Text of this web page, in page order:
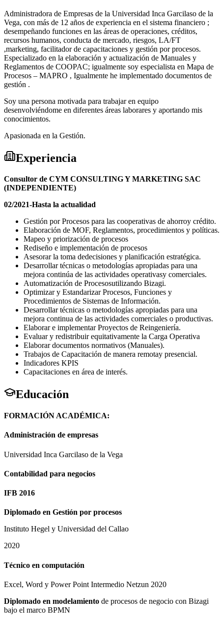
Administradora de Empresas de la Universidad Inca Garcilaso de la
Vega, con más de 12 años de experiencia en el sistema financiero ;
desempeñando funciones en las áreas de operaciones, créditos,
recursos humanos, conducta de mercado, riesgos, LA/FT
,marketing, facilitador de capacitaciones y gestión por procesos.
Especializado en la elaboración y actualización de Manuales y
Reglamentos de COOPAC; igualmente soy especialista en Mapa de
Procesos – MAPRO , Igualmente he implementado documentos de
gestión .
Soy una persona motivada para trabajar en equipo
desenvolviéndome en diferentes áreas laborares y aportando mis
conocimientos.
Apasionada en la Gestión.
Experiencia
Consultor de CYM CONSULTING Y MARKETING SAC
(INDEPENDIENTE)
02/2021-Hasta la actualidad
Gestión por Procesos para las cooperativas de ahorroy crédito.
Elaboración de MOF, Reglamentos, procedimientos y políticas.
Mapeo y priorización de procesos
Rediseño e implementación de procesos
Asesorar la toma dedecisiones y planificación estratégica.
Desarrollar técnicas o metodologías apropiadas para una
mejora continúa de las actividades operativasy comerciales.
Automatización de Procesosutilizando Bizagi.
Optimizar y Estandarizar Procesos, Funciones y
Procedimientos de Sistemas de Información.
Desarrollar técnicas o metodologías apropiadas para una
mejora continua de las actividades comerciales o productivas.
Elaborar e implementar Proyectos de Reingeniería.
Evaluar y redistribuir equitativamente la Carga Operativa
Elaborar documentos normativos (Manuales).
Trabajos de Capacitación de manera remotay presencial.
Indicadores KPIS
Capacitaciones en área de interés.
Educación
FORMACIÓN ACADÉMICA:
Administración de empresas
Universidad Inca Garcilaso de la Vega
Contabilidad para negocios
IFB 2016
Diplomado en Gestión por procesos
Instituto Hegel y Universidad del Callao
2020
Técnico en computación
Excel, Word y Power Point Intermedio Netzun 2020
Diplomado en modelamiento de procesos de negocio con Bizagi
bajo el marco BPMN